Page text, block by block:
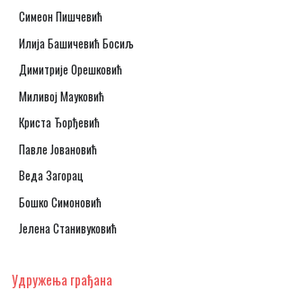
Симеон Пишчевић
Илија Башичевић Босиљ
Димитрије Орешковић
Миливој Мауковић
Криста Ђорђевић
Павле Јовановић
Веда Загорац
Бошко Симоновић
Јелена Станивуковић
Удружења грађана